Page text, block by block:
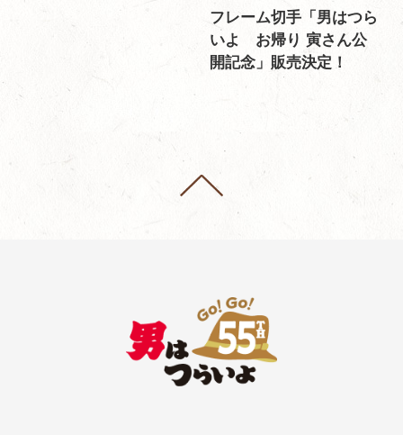
フレーム切手「男はつら
いよ お帰り 寅さん公
開記念」販売決定！